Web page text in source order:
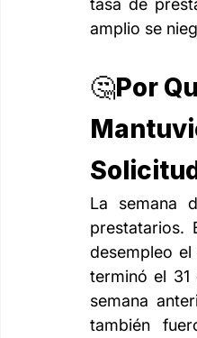
tasa de
amplio se
🤔Por
La semana
prestatarios.
desempleo
terminó el
semana
también